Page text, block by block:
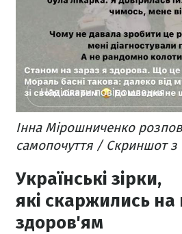
Інна Мірошниченко
самопочуття / Скриншот з
Українські зірки,
які скаржились на
здоров'ям